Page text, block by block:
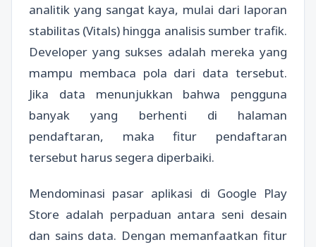
analitik yang sangat kaya, mulai dari laporan
stabilitas (Vitals) hingga analisis sumber trafik.
Developer yang sukses adalah mereka yang
mampu membaca pola dari data tersebut.
Jika data menunjukkan bahwa pengguna
banyak yang berhenti di halaman
pendaftaran, maka fitur pendaftaran
tersebut harus segera diperbaiki.
Mendominasi pasar aplikasi di Google Play
Store adalah perpaduan antara seni desain
dan sains data. Dengan memanfaatkan fitur